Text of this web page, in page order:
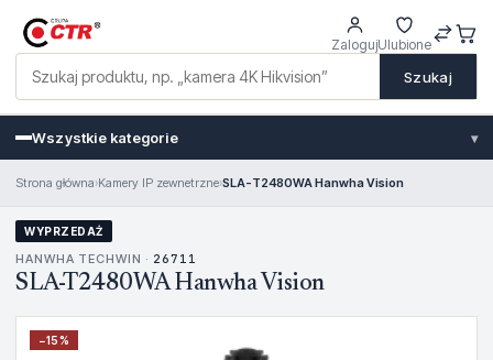
Szukaj
ZalogujUlubione
Wszystkie kategorie ▾
Strona główna›Kamery IP zewnetrzne›SLA-T2480WA Hanwha Vision
WYPRZEDAŻ
HANWHA TECHWIN · 26711
SLA-T2480WA Hanwha Vision
−15%